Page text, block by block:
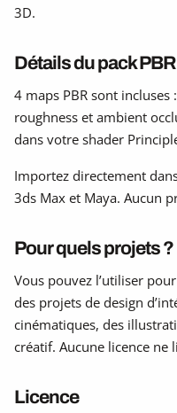
3D.
Détails du pack PBR
4 maps PBR sont
roughness et ambient
dans votre shader
Importez directement
3ds Max et Maya. Aucun
Pour quels projets ?
Vous pouvez l’utiliser
des projets de design
cinématiques, des
créatif. Aucune licence ne
Licence